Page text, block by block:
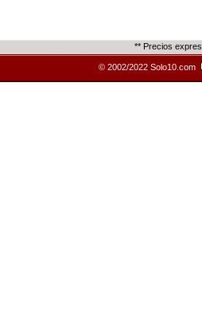
** Precios
© 2002/2022 Solo10.com